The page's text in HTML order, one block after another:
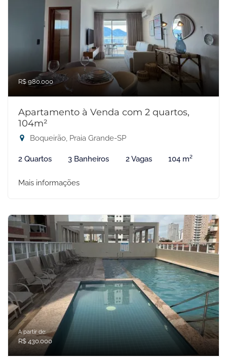
R$ 980.000
Apartamento à Venda com 2 quartos,
104m²
Boqueirão, Praia Grande-SP
2 Quartos 3 Banheiros 2 Vagas 104 m²
Mais informações
A partir de:
R$ 430.000